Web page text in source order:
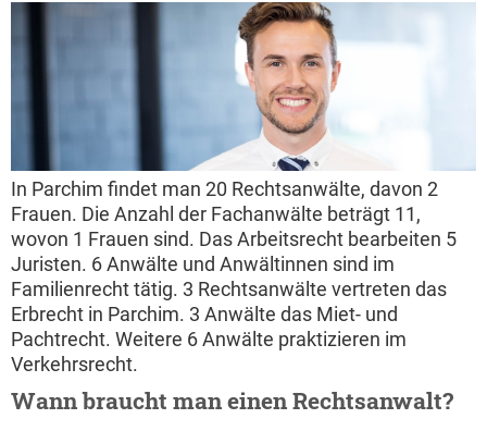
In Parchim findet man 20 Rechtsanwälte, davon 2
Frauen. Die Anzahl der Fachanwälte beträgt 11,
wovon 1 Frauen sind. Das Arbeitsrecht bearbeiten 5
Juristen. 6 Anwälte und Anwältinnen sind im
Familienrecht tätig. 3 Rechtsanwälte vertreten das
Erbrecht in Parchim. 3 Anwälte das Miet- und
Pachtrecht. Weitere 6 Anwälte praktizieren im
Verkehrsrecht.
Wann braucht man einen Rechtsanwalt?